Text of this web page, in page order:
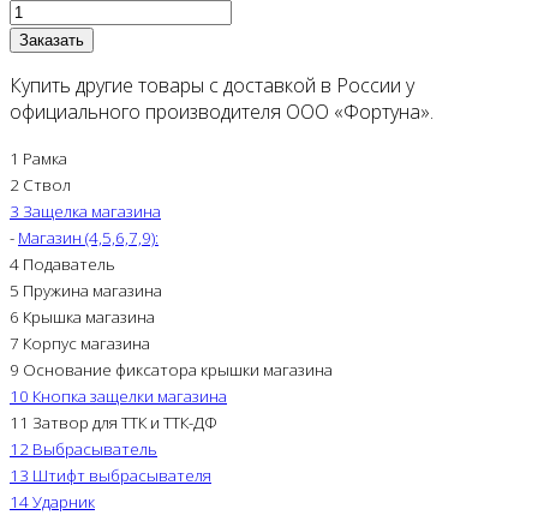
Купить другие товары с доставкой в России у
официального производителя ООО «Фортуна».
1 Рамка
2 Ствол
3 Защелка магазина
- Магазин (4,5,6,7,9):
4 Подаватель
5 Пружина магазина
6 Крышка магазина
7 Корпус магазина
9 Основание фиксатора крышки магазина
10 Кнопка защелки магазина
11 Затвор для ТТК и ТТК-ДФ
12 Выбрасыватель
13 Штифт выбрасывателя
14 Ударник